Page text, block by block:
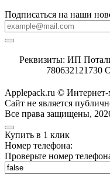
Подписаться на наши
Реквизиты: ИП
780632121730
Applepack.ru © Интернет-
Cайт не является
Все права защищены,
Купить в 1 клик
Номер телефона:
Проверьте номер